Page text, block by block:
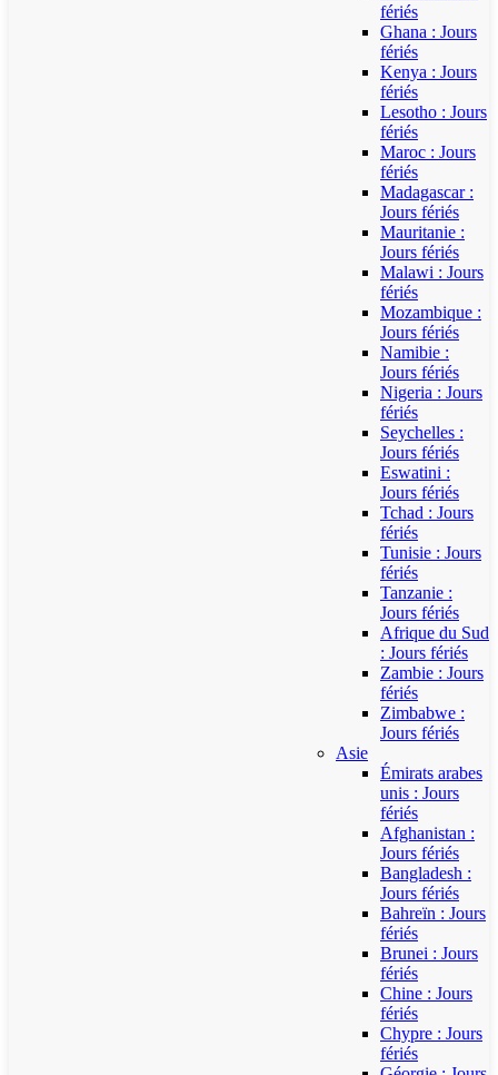
fériés
Ghana : Jours
fériés
Kenya : Jours
fériés
Lesotho : Jours
fériés
Maroc : Jours
fériés
Madagascar :
Jours fériés
Mauritanie :
Jours fériés
Malawi : Jours
fériés
Mozambique :
Jours fériés
Namibie :
Jours fériés
Nigeria : Jours
fériés
Seychelles :
Jours fériés
Eswatini :
Jours fériés
Tchad : Jours
fériés
Tunisie : Jours
fériés
Tanzanie :
Jours fériés
Afrique du Sud
: Jours fériés
Zambie : Jours
fériés
Zimbabwe :
Jours fériés
Asie
Émirats arabes
unis : Jours
fériés
Afghanistan :
Jours fériés
Bangladesh :
Jours fériés
Bahreïn : Jours
fériés
Brunei : Jours
fériés
Chine : Jours
fériés
Chypre : Jours
fériés